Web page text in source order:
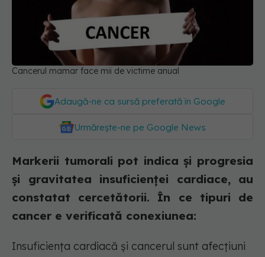
Cancerul mamar face mii de victime anual
Adaugă-ne ca sursă preferată în Google
Urmărește-ne pe Google News
Markerii tumorali pot indica și progresia
și gravitatea insuficienței cardiace, au
constatat cercetătorii. În ce tipuri de
cancer e verificată conexiunea:
Insuficiența cardiacă și cancerul sunt afecțiuni